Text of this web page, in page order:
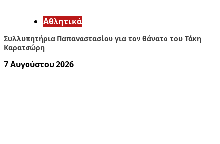
Αθλητικά
Συλλυπητήρια Παπαναστασίου για τον θάνατο του Τάκη
Καρατσώρη
7 Αυγούστου 2026